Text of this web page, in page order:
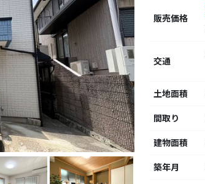
販売価格
交通
土地面積
間取り
建物面積
築年月